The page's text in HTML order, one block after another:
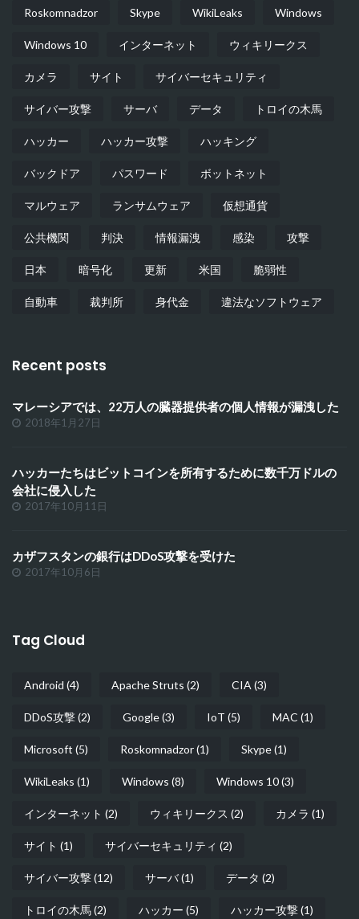
Roskomnadzor Skype WikiLeaks Windows
Windows 10 インターネット ウィキリークス
カメラ サイト サイバーセキュリティ
サイバー攻撃 サーバ データ トロイの木馬
ハッカー ハッカー攻撃 ハッキング
バックドア パスワード ボットネット
マルウェア ランサムウェア 仮想通貨
公共機関 判決 情報漏洩 感染 攻撃
日本 暗号化 更新 米国 脆弱性
自動車 裁判所 身代金 違法なソフトウェア
Recent posts
マレーシアでは、22万人の臓器提供者の個人情報が漏洩した
2018年1月27日
ハッカーたちはビットコインを所有するために数千万ドルの
会社に侵入した
2017年10月11日
カザフスタンの銀行はDDoS攻撃を受けた
2017年10月6日
Tag Cloud
Android (4) Apache Struts (2) CIA (3)
DDoS攻撃(2) Google(3) IoT (5) MAC (1)
Microsoft (5) Roskomnadzor(1) Skype(1)
WikiLeaks (1) Windows (8) Windows 10(3)
インターネット (2) ウィキリークス (2) カメラ (1)
サイト (1) サイバーセキュリティ (2)
サイバー攻撃(12) サーバ(1) データ (2)
トロイの木馬(2) ハッカー (5) ハッカー攻撃(1)